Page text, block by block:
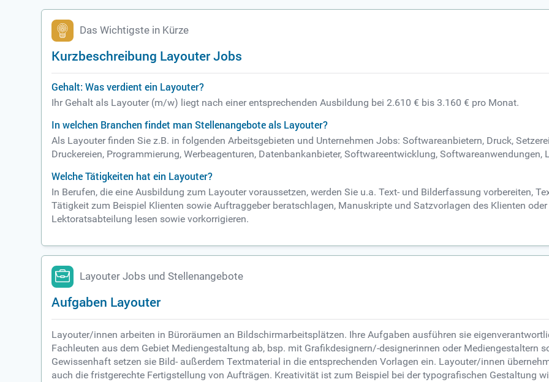
Das Wichtigste in Kürze
Kurzbeschreibung Layouter Jobs
Gehalt: Was verdient ein Layouter?
Ihr Gehalt als Layouter (m/w) liegt nach einer entsprechenden Ausbildung bei 2.610 € bis 3.160 € pro Monat.
In welchen Branchen findet man Stellenangebote als Layouter?
Als Layouter finden Sie z.B. in folgenden Arbeitsgebieten und Unternehmen Jobs: Softwareanbietern, Druck,
Druckereien, Programmierung, Werbeagenturen, Datenbankanbieter, Softwareentwicklung, Softwareanwendungen,
Welche Tätigkeiten hat ein Layouter?
In Berufen, die eine Ausbildung zum Layouter voraussetzen, werden Sie u.a. Text- und Bilderfassung vorbereiten,
Tätigkeit zum Beispiel Klienten sowie Auftraggeber beratschlagen, Manuskripte und Satzvorlagen des Klienten
Lektoratsabteilung lesen sowie vorkorrigieren.
Layouter Jobs und Stellenangebote
Aufgaben Layouter
Layouter/innen arbeiten in Büroräumen an Bildschirmarbeitsplätzen. Ihre Aufgaben ausführen sie
Fachleuten aus dem Gebiet Mediengestaltung ab, bsp. mit Grafikdesignern/-designerinnen oder Mediengestaltern
Gewissenhaft setzen sie Bild- außerdem Textmaterial in die entsprechenden Vorlagen ein. Layouter/innen
auch die fristgerechte Fertigstellung von Aufträgen. Kreativität ist zum Beispiel bei der typografischen Gestaltung